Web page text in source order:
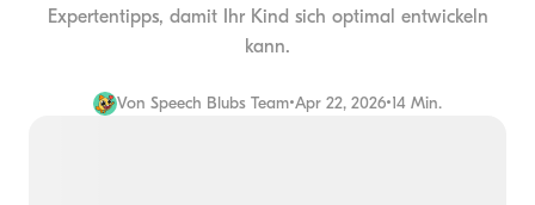
Expertentipps, damit Ihr Kind sich optimal entwickeln
kann.
Von Speech Blubs Team•Apr 22, 2026•14 Min.